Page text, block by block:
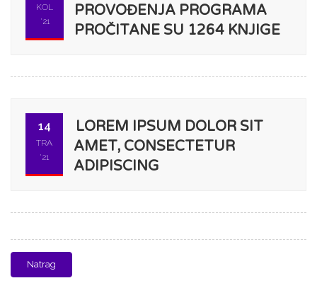
KOL
'21
PROVOĐENJA PROGRAMA
PROČITANE SU 1264 KNJIGE
14
TRA
'21
LOREM IPSUM DOLOR SIT
AMET, CONSECTETUR
ADIPISCING
Natrag